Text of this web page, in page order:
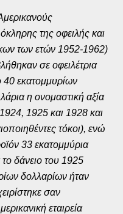
της οφειλής και
των ετών 1952-1962)
σε οφειλέτρια
εκατομμυρίων
η ονομαστική αξία
1925 και 1928 και
τόκοι), ενώ
33 εκατομμύρια
δάνειο του 1925
δολλαρίων ήταν
σαν
εταιρεία